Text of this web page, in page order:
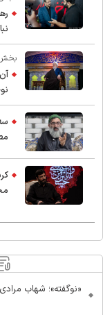
بخش
آن
سه
«نوگفته»؛ شهاب مرادی